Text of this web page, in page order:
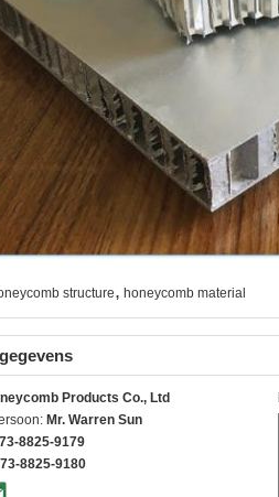
structure, honeycomb material
Products Co., Ltd
Mr. Warren Sun
8825-9179
8825-9180